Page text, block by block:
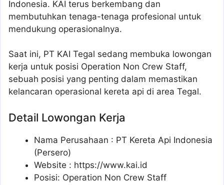
Indonesia. KAI terus berkembang dan
membutuhkan tenaga-tenaga profesional untuk
mendukung operasionalnya.
Saat ini, PT KAI Tegal sedang membuka lowongan
kerja untuk posisi Operation Non Crew Staff,
sebuah posisi yang penting dalam memastikan
kelancaran operasional kereta api di area Tegal.
Detail Lowongan Kerja
Nama Perusahaan : PT Kereta Api Indonesia
(Persero)
Website : https://www.kai.id
Posisi: Operation Non Crew Staff